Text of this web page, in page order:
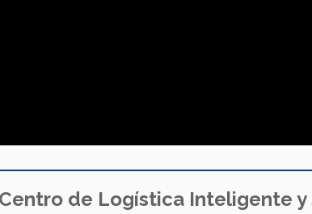
de Logística Inteligente